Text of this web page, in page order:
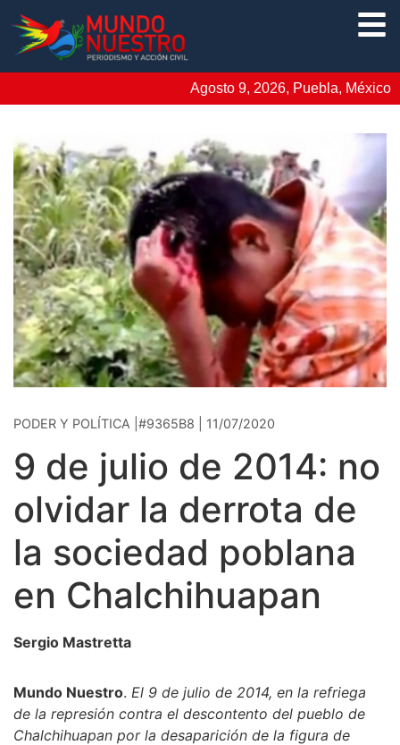
Agosto 9, 2026, Puebla, México
PODER Y POLÍTICA |#9365B8 | 11/07/2020
9 de julio de 2014: no
olvidar la derrota de
la sociedad poblana
en Chalchihuapan
Sergio Mastretta
Mundo Nuestro. El 9 de julio de 2014, en la refriega
de la represión contra el descontento del pueblo de
Chalchihuapan por la desaparición de la figura de